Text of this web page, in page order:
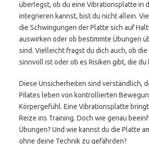
überlegst, ob du eine Vibrationsplatte in
integrieren kannst, bist du nicht allein.
die Schwingungen der Platte sich auf
auswirken oder ob bestimmte Übungen
sind. Vielleicht fragst du dich auch, ob die
sinnvoll ist oder ob es Risiken gibt, die
Diese Unsicherheiten sind verständlich,
Pilates leben von kontrollierten
Körpergefühl. Eine Vibrationsplatte
Reize ins Training. Doch wie genau
Übungen? Und wie kannst du die Platte
ohne deine Technik zu gefährden?